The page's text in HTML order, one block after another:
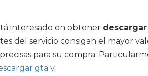
interesado en obtener
del servicio consigan el mayor
para su compra.
gta v.